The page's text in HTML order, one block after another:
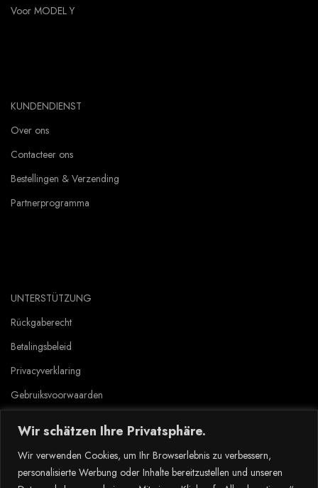
Wir schätzen Ihre Privatsphäre.
Wir verwenden Cookies, um Ihr Browserlebnis zu verbessern,
personalisierte Werbung oder Inhalte bereitzustellen und unseren
Voor MODEL Y
KUNDENDIENST
Over ons
Contacteer ons
Bestellingen & Verzending
Partnerprogramma
UNTERSTÜTZUNG
Rückgaberecht
Betalingsbeleid
Privacyverklaring
Gebruiksvoorwaarden
Copyright © 2023 Tlyard de. all rights reserved.